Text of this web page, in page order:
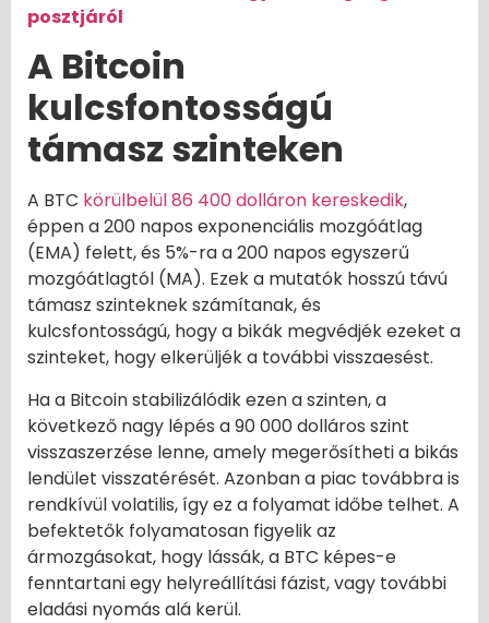
posztjáról
A Bitcoin
kulcsfontosságú
támasz szinteken
A BTC körülbelül 86 400 dolláron kereskedik,
éppen a 200 napos exponenciális mozgóátlag
(EMA) felett, és 5%-ra a 200 napos egyszerű
mozgóátlagtól (MA). Ezek a mutatók hosszú távú
támasz szinteknek számítanak, és
kulcsfontosságú, hogy a bikák megvédjék ezeket a
szinteket, hogy elkerüljék a további visszaesést.
Ha a Bitcoin stabilizálódik ezen a szinten, a
következő nagy lépés a 90 000 dolláros szint
visszaszerzése lenne, amely megerősítheti a bikás
lendület visszatérését. Azonban a piac továbbra is
rendkívül volatilis, így ez a folyamat időbe telhet. A
befektetők folyamatosan figyelik az
ármozgásokat, hogy lássák, a BTC képes-e
fenntartani egy helyreállítási fázist, vagy további
eladási nyomás alá kerül.